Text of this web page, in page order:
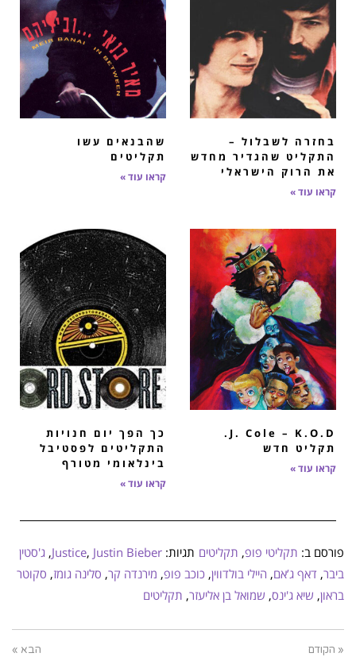
בחזרה לשבלול –
התקליט שהגדיר מחדש
את הרוק הישראלי
קראו עוד »
שהבנאים עשו
תקליטים ​
קראו עוד »
J. Cole – K.O.D.
תקליט חדש
קראו עוד »
כך הפך יום חנויות
התקליטים לפסטיבל
בינלאומי מטורף
קראו עוד »
פורסם ב: תקליטי פופ, תקליטים תגיות: Justice, Justin Bieber
, ג'סטין
ביבר, דאף ג’אם, היילי בולדווין, כוכב פופ, מירנדה קר, סלינה גומז, סקוטר
בראון, שיא ג'ינס, שמואל בן אליעזר, תקליטים
« הקודם הבא »